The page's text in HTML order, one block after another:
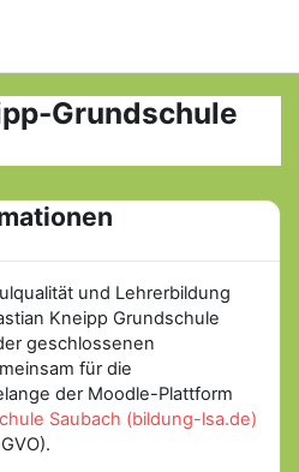
Grundschule
und Lehrerbildung
Kneipp Grundschule
geschlossenen
für die
der Moodle-Plattform
Saubach (bildung-lsa.de)